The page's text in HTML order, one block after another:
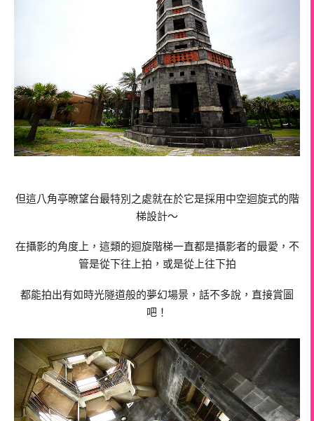
但這八角亭暸望台最特別之處就在於它是採用中空迴旋式的階
梯設計～
在攝影的角度上，這類的迴旋階梯一直都是攝影者的最愛，不
管是從下往上拍，或是從上往下拍
都能拍出有如時光隧道般的夢幻場景，話不多說，直接賞圖
吧！